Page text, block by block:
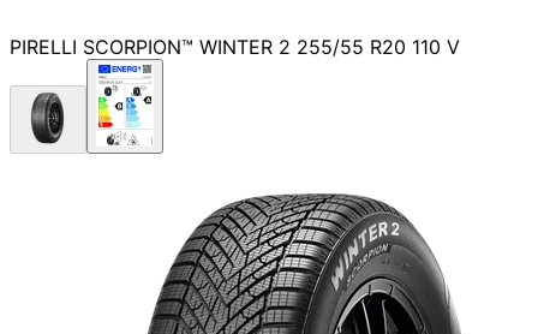
PIRELLI SCORPION™ WINTER 2 255/55 R20 110 V